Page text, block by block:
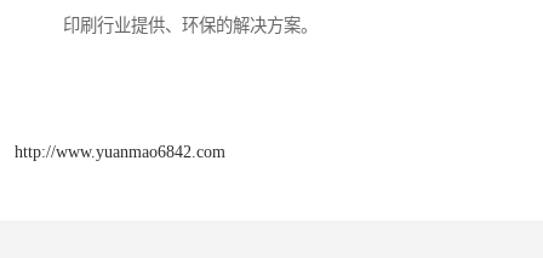
印刷行业提供、环保的解决方案。
http://www.yuanmao6842.com